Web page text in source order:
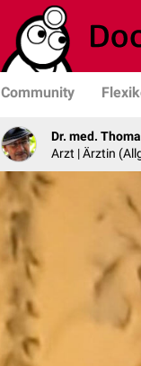
Community
Dr. med.
Arzt | Ärztin